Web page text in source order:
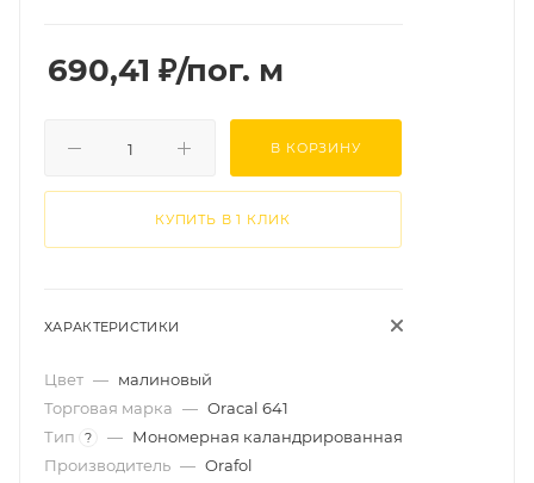
690,41 ₽/пог. м
В КОРЗИНУ
КУПИТЬ В 1 КЛИК
ХАРАКТЕРИСТИКИ
Цвет — малиновый
Торговая марка — Oracal 641
Тип
? — Мономерная каландрированная
Производитель — Orafol